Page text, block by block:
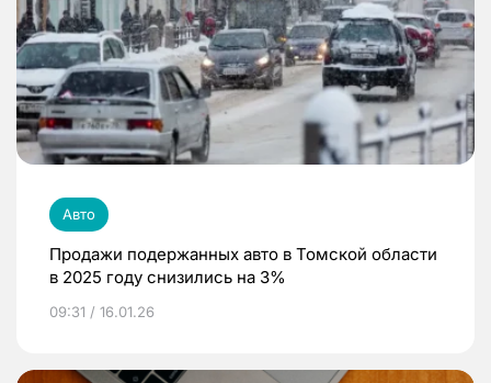
Авто
Продажи подержанных авто в Томской области
в 2025 году снизились на 3%
09:31 / 16.01.26